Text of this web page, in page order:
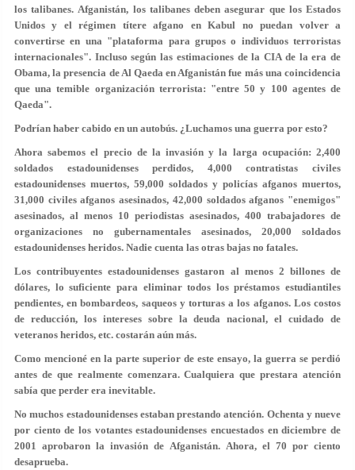
los talibanes. Afganistán, los talibanes deben asegurar que los Estados
Unidos y el régimen títere afgano en Kabul no puedan volver a
convertirse en una "plataforma para grupos o individuos terroristas
internacionales". Incluso según las estimaciones de la CIA de la era de
Obama, la presencia de Al Qaeda en Afganistán fue más una coincidencia
que una temible organización terrorista: "entre 50 y 100 agentes de
Qaeda".
Podrían haber cabido en un autobús. ¿Luchamos una guerra por esto?
Ahora sabemos el precio de la invasión y la larga ocupación: 2,400
soldados estadounidenses perdidos, 4,000 contratistas civiles
estadounidenses muertos, 59,000 soldados y policías afganos muertos,
31,000 civiles afganos asesinados, 42,000 soldados afganos "enemigos"
asesinados, al menos 10 periodistas asesinados, 400 trabajadores de
organizaciones no gubernamentales asesinados, 20,000 soldados
estadounidenses heridos. Nadie cuenta las otras bajas no fatales.
Los contribuyentes estadounidenses gastaron al menos 2 billones de
dólares, lo suficiente para eliminar todos los préstamos estudiantiles
pendientes, en bombardeos, saqueos y torturas a los afganos. Los costos
de reducción, los intereses sobre la deuda nacional, el cuidado de
veteranos heridos, etc. costarán aún más.
Como mencioné en la parte superior de este ensayo, la guerra se perdió
antes de que realmente comenzara. Cualquiera que prestara atención
sabía que perder era inevitable.
No muchos estadounidenses estaban prestando atención. Ochenta y nueve
por ciento de los votantes estadounidenses encuestados en diciembre de
2001 aprobaron la invasión de Afganistán. Ahora, el 70 por ciento
desaprueba.